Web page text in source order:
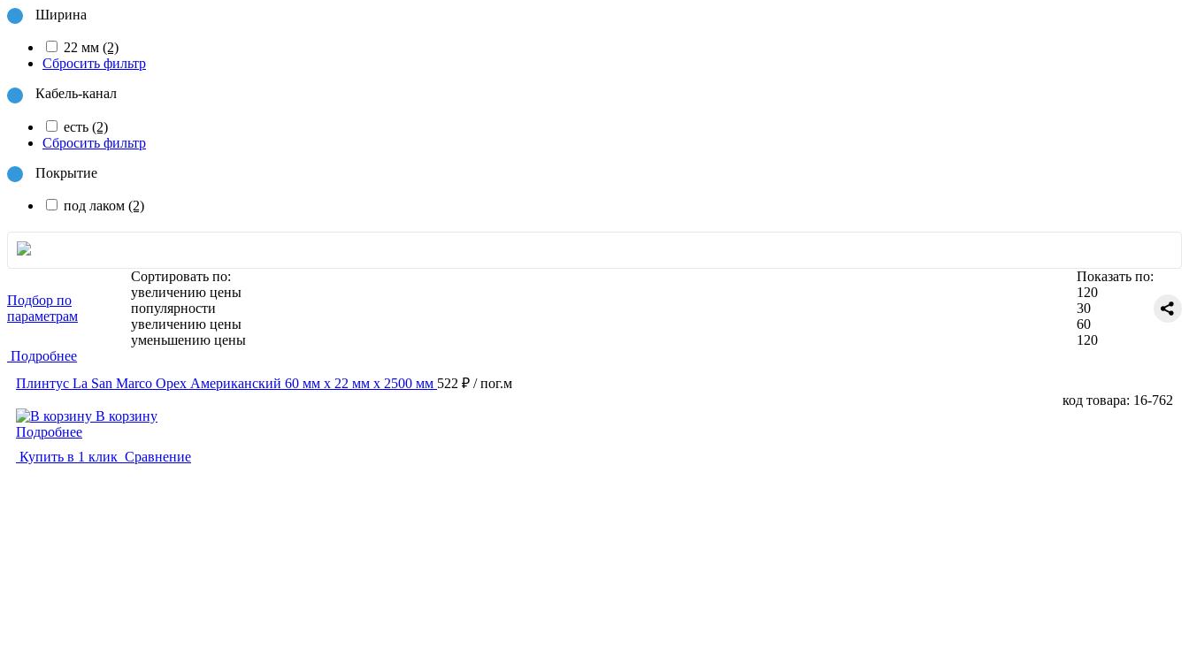
Ширина
22 мм (2)
Сбросить фильтр
Кабель-канал
есть (2)
Сбросить фильтр
Покрытие
под лаком (2)
Подбор по
параметрам
Сортировать по:
увеличению цены
популярности
увеличению цены
уменьшению цены
Показать по:
120
30
60
120
Подробнее
Плинтус La San Marco Орех Американский 60 мм х 22 мм х 2500 мм 522 ₽ / пог.м
код товара: 16-762
В корзину
Подробнее
Купить в 1 клик Сравнение